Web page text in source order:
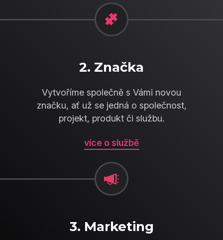
2. Značka
Vytvoříme společně s Vámi novou
značku, ať už se jedná o společnost,
projekt, produkt či službu.
více o službě
3. Marketing